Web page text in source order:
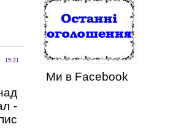
15:21
-
Ми в Facebook